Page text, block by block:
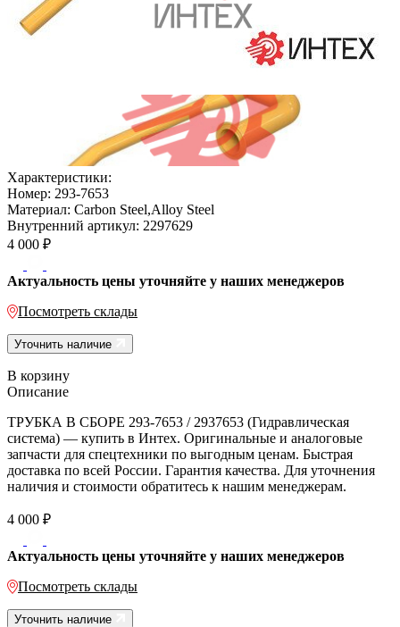
Характеристики:
Номер: 293-7653
Материал: Carbon Steel,Alloy Steel
Внутренний артикул: 2297629
4 000 ₽
Актуальность цены уточняйте у наших менеджеров
Посмотреть склады
Уточнить наличие
В корзину
Описание
ТРУБКА В СБОРЕ 293-7653 / 2937653 (Гидравлическая
система) — купить в Интех. Оригинальные и аналоговые
запчасти для спецтехники по выгодным ценам. Быстрая
доставка по всей России. Гарантия качества. Для уточнения
наличия и стоимости обратитесь к нашим менеджерам.
4 000 ₽
Актуальность цены уточняйте у наших менеджеров
Посмотреть склады
Уточнить наличие